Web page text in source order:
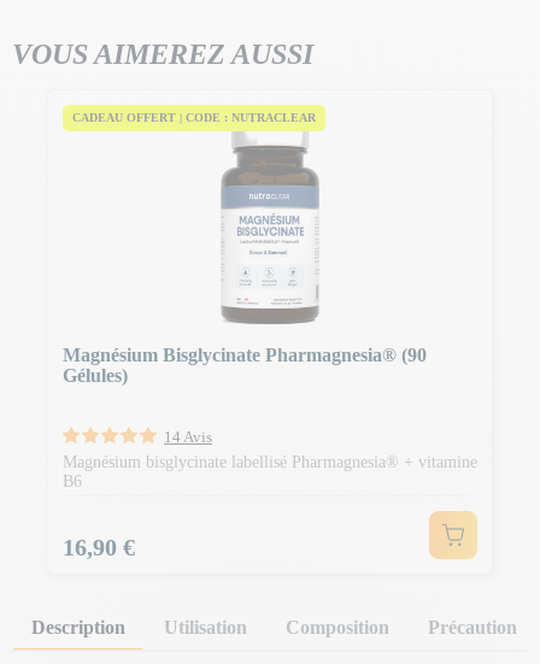
VOUS AIMEREZ AUSSI
CADEAU OFFERT | CODE : NUTRACLEAR
Magnésium Bisglycinate Pharmagnesia® (90
Gélules)
14 Avis
Magnésium bisglycinate labellisé Pharmagnesia® + vitamine
B6
Prix
16,90 €
Description Utilisation Composition Précaution